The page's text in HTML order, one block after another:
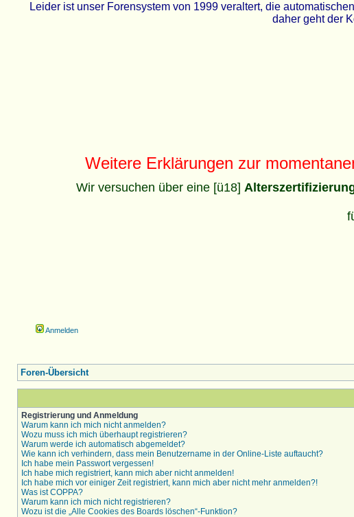
Leider ist unser Forensystem von 1999 veraltert, die
daher geht der
Weitere Erklärungen zur
Wir versuchen über eine [ü18]
Anmelden
Foren-Übersicht
Registrierung und Anmeldung
Warum kann ich mich nicht anmelden?
Wozu muss ich mich überhaupt registrieren?
Warum werde ich automatisch abgemeldet?
Wie kann ich verhindern, dass mein Benutzername in der Online-Liste auftaucht?
Ich habe mein Passwort vergessen!
Ich habe mich registriert, kann mich aber nicht anmelden!
Ich habe mich vor einiger Zeit registriert, kann mich aber nicht mehr anmelden?!
Was ist COPPA?
Warum kann ich mich nicht registrieren?
Wozu ist die „Alle Cookies des Boards löschen“-Funktion?